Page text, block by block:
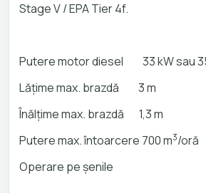
Stage V / EPA Tier 4f.
Puteremotor diesel 33 kW sau
Lățime max. brazdă 3 m
Înălțime max. brazdă 1,3 m
Putere max. întoarcere 700 m3/oră
Operare pe șenile